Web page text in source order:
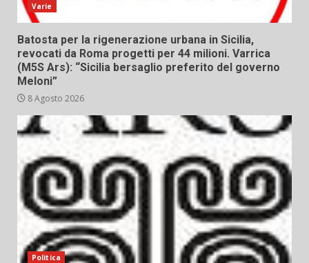
Varie
Batosta per la rigenerazione urbana in Sicilia,
revocati da Roma progetti per 44 milioni. Varrica
(M5S Ars): “Sicilia bersaglio preferito del governo
Meloni”
8 Agosto 2026
Politica